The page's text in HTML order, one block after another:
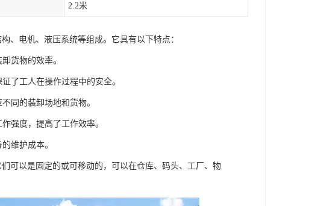
2.2米
、电机、液压系统等组成。它具有以下特点：
货物的效率。
了工人在操作过程中的安全。
同的装卸场地和货物。
强度，提高了工作效率。
维护成本。
可以是固定的或可移动的，可以在仓库、码头、工厂、物